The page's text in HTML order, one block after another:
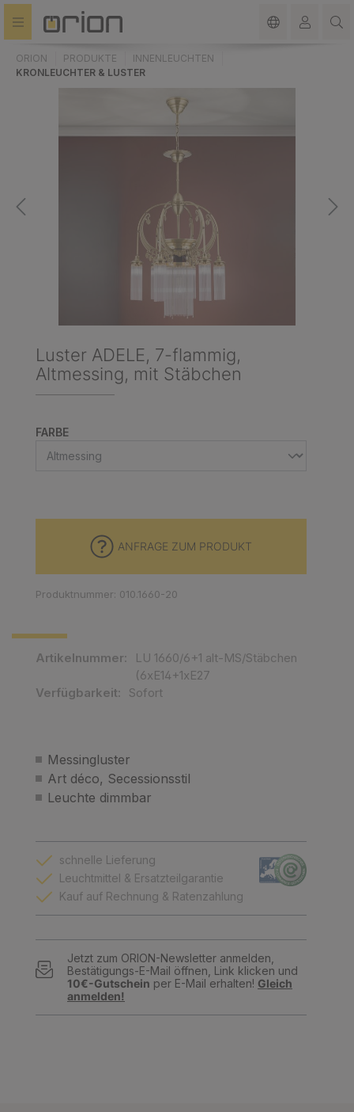
springen
ORION PRODUKTE
INNENLEUCHTEN
KRONLEUCHTER & LUSTER
Luster ADELE, 7-flammig,
Altmessing, mit Stäbchen
FARBEAUSWÄHLEN
Messingluster
Art déco, Secessionsstil
Leuchte dimmbar
Artikelnummer:
LU 1660/6+1 alt-MS/Stäbchen
(6xE14+1xE27
Verfügbarkeit:
Sofort
ANFRAGE ZUM PRODUKT
Produktnummer: 010.1660-20
schnelle Lieferung
Leuchtmittel & Ersatzteilgarantie
Kauf auf Rechnung & Ratenzahlung
Jetzt zum ORION-Newsletter anmelden,
Bestätigungs-E-Mail öffnen, Link klicken und
10€-Gutschein per E-Mail erhalten! Gleich
anmelden!